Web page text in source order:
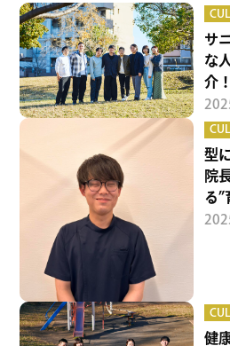
サ
な
介！
型
院
る”
健